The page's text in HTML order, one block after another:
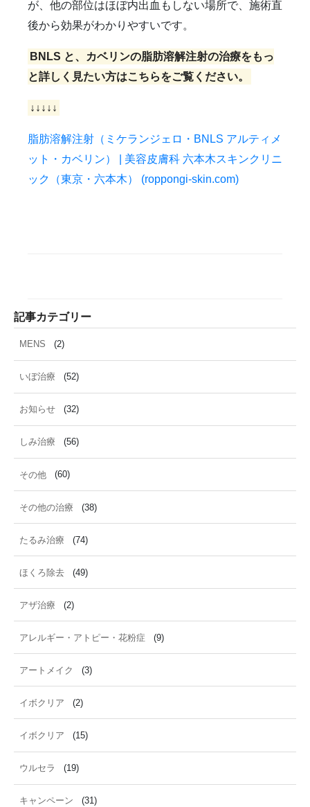
が、他の部位はほぼ内出血もしない場所で、施術直
後から効果がわかりやすいです。
BNLS と、カベリンの脂肪溶解注射の治療をもっ
と詳しく見たい方はこちらをご覧ください。
↓↓↓↓↓
脂肪溶解注射（ミケランジェロ・BNLS アルティメ
ット・カベリン） | 美容皮膚科 六本木スキンクリニ
ック（東京・六本木） (roppongi-skin.com)
記事カテゴリー
MENS (2)
いぼ治療 (52)
お知らせ (32)
しみ治療 (56)
その他 (60)
その他の治療 (38)
たるみ治療 (74)
ほくろ除去 (49)
アザ治療 (2)
アレルギー・アトピー・花粉症 (9)
アートメイク (3)
イボクリア (2)
イボクリア (15)
ウルセラ (19)
キャンペーン (31)